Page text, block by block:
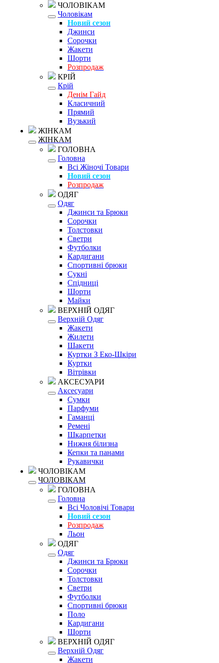
ЧОЛОВІКАМ
Чоловікам
Новий сезон
Джинси
Сорочки
Жакети
Шорти
Розпродаж
КРІЙ
Крій
Денім Гайд
Класичний
Прямий
Вузький
ЖІНКАМ
ЖІНКАМ
ГОЛОВНА
Головна
Всі Жіночі Товари
Новий сезон
Розпродаж
ОДЯГ
Одяг
Джинси та Брюки
Сорочки
Толстовки
Светри
Футболки
Кардигани
Спортивні брюки
Сукні
Спідниці
Шорти
Майки
ВЕРХНІЙ ОДЯГ
Верхній Одяг
Жакети
Жилети
Шакети
Куртки З Еко-Шкіри
Куртки
Вітрівки
АКСЕСУАРИ
Аксесуари
Сумки
Парфуми
Гаманці
Ремені
Шкарпетки
Нижня білизна
Кепки та панами
Рукавички
ЧОЛОВІКАМ
ЧОЛОВІКАМ
ГОЛОВНА
Головна
Всі Чоловічі Товари
Новий сезон
Розпродаж
Льон
ОДЯГ
Одяг
Джинси та Брюки
Сорочки
Толстовки
Светри
Футболки
Спортивні брюки
Поло
Кардигани
Шорти
ВЕРХНІЙ ОДЯГ
Верхній Одяг
Жакети